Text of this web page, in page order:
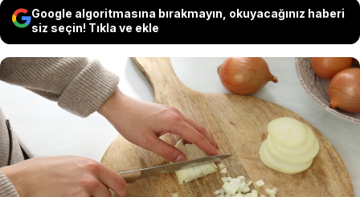
Google algoritmasına bırakmayın, okuyacağınız haberi
siz seçin! Tıkla ve ekle
Mutfaklarda en sık kullanılan sebzelerden biri
soğandır. Hemen her tarifte karşımıza çıkan
soğanı kullanırken fazlası tat kaçıracağından bir
miktar keseriz. Kalanı ise çoğu zaman
buzdolabına bırakılır ve burada kaderine terk
edilir. Soğanın kalan kısmını solmadan ve